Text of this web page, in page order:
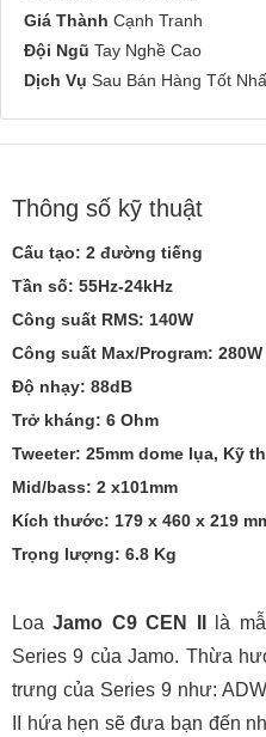
Giá Thành Cạnh Tranh
Đội Ngũ Tay Nghề Cao
Dịch Vụ Sau Bán Hàng Tốt
Thông số kỹ thuật
Cấu tạo: 2 đường tiếng
Tần số: 55Hz-24kHz
Công suất RMS: 140W
Công suất Max/Program: 280W
Độ nhạy: 88dB
Trở kháng: 6 Ohm
Tweeter: 25mm dome lụa, Kỹ
Mid/bass: 2 x101mm
Kích thước: 179 x 460 x 219
Trọng lượng: 6.8 Kg
LoaJamo C9 CEN II
là
Series 9 của Jamo. Thừa
trưng của Series 9 như:
II hứa hẹn sẽ đưa bạn đến